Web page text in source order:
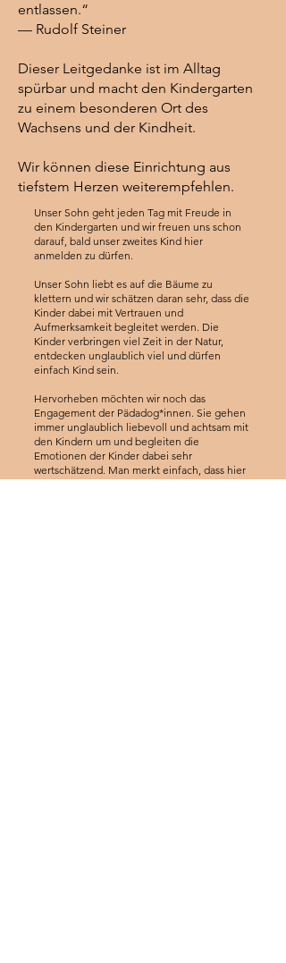
entlassen.“
— Rudolf Steiner
Dieser Leitgedanke ist im Alltag
spürbar und macht den Kindergarten
zu einem besonderen Ort des
Wachsens und der Kindheit.
Wir können diese Einrichtung aus
tiefstem Herzen weiterempfehlen.
Unser Sohn geht jeden Tag mit Freude in
den Kindergarten und wir freuen uns schon
darauf, bald unser zweites Kind hier
anmelden zu dürfen.
Unser Sohn liebt es auf die Bäume zu
klettern und wir schätzen daran sehr, dass die
Kinder dabei mit Vertrauen und
Aufmerksamkeit begleitet werden. Die
Kinder verbringen viel Zeit in der Natur,
entdecken unglaublich viel und dürfen
einfach Kind sein.
Hervorheben möchten wir noch das
Engagement der Pädadog*innen. Sie gehen
immer unglaublich liebevoll und achtsam mit
den Kindern um und begleiten die
Emotionen der Kinder dabei sehr
wertschätzend. Man merkt einfach, dass hier